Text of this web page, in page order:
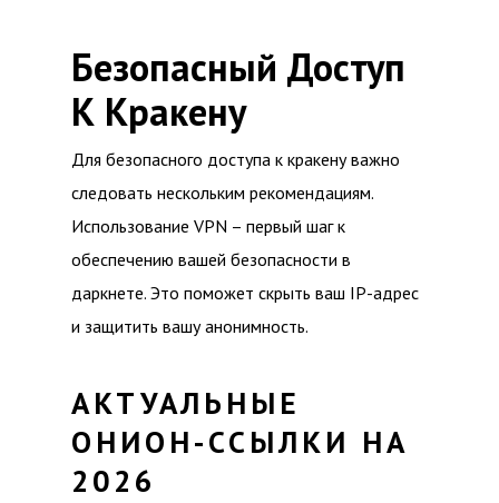
Безопасный Доступ
К Кракену
Для безопасного доступа к кракену важно
следовать нескольким рекомендациям.
Использование VPN – первый шаг к
обеспечению вашей безопасности в
даркнете. Это поможет скрыть ваш IP-адрес
и защитить вашу анонимность.
АКТУАЛЬНЫЕ
ОНИОН-ССЫЛКИ НА
2026